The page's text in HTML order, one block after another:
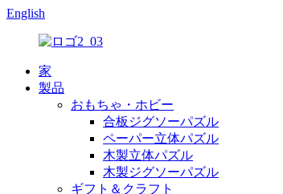
English
家
製品
おもちゃ・ホビー
合板ジグソーパズル
ペーパー立体パズル
木製立体パズル
木製ジグソーパズル
ギフト＆クラフト